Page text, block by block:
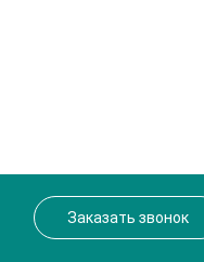
Заказать звонок